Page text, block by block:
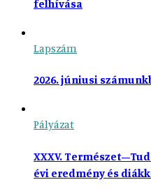
felhívása
Lapszám
2026. júniusi
Pályázat
XXXV.
évi eredmény és